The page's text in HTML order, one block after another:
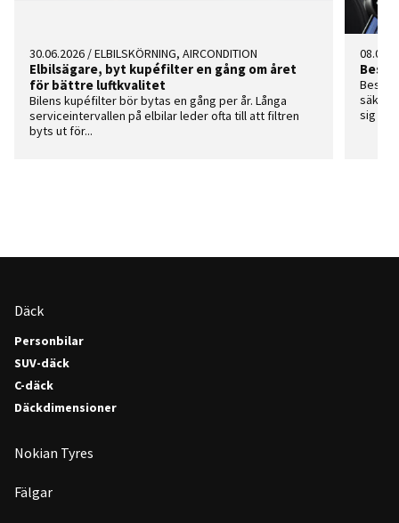
30.06.2026 /ELBILSKÖRNING, AIRCONDITION
Elbilsägare, byt kupéfilter en gång om året
för bättre luftkvalitet
Bilens kupéfilter bör bytas en gång per år. Långa
serviceintervallen på elbilar leder ofta till att filtren
byts ut för...
sig
Däck
Personbilar
SUV-däck
C-däck
Däckdimensioner
Nokian Tyres
Fälgar